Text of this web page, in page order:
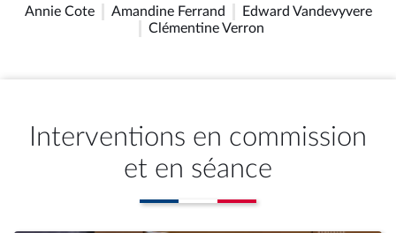
Annie Cote Amandine Ferrand
Edward Vandevyvere
Clémentine Verron
Interventions en commission
et en séance